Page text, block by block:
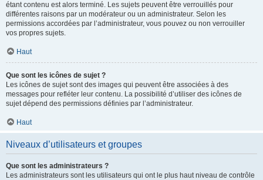
étant contenu est alors terminé. Les sujets peuvent être verrouillés pour
différentes raisons par un modérateur ou un administrateur. Selon les
permissions accordées par l’administrateur, vous pouvez ou non verrouiller
vos propres sujets.
Haut
Que sont les icônes de sujet ?
Les icônes de sujet sont des images qui peuvent être associées à des
messages pour refléter leur contenu. La possibilité d’utiliser des icônes de
sujet dépend des permissions définies par l’administrateur.
Haut
Niveaux d’utilisateurs et groupes
Que sont les administrateurs ?
Les administrateurs sont les utilisateurs qui ont le plus haut niveau de contrôle